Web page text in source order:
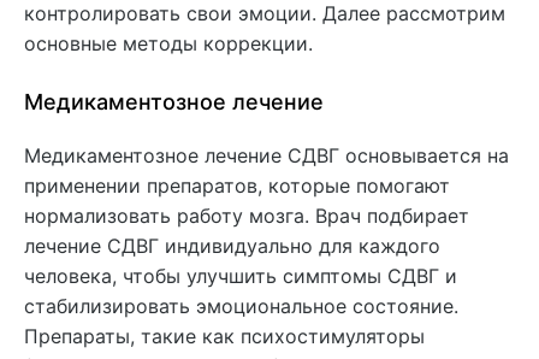
контролировать свои эмоции. Далее рассмотрим
основные методы коррекции.
Медикаментозное лечение
Медикаментозное лечение СДВГ основывается на
применении препаратов, которые помогают
нормализовать работу мозга. Врач подбирает
лечение СДВГ индивидуально для каждого
человека, чтобы улучшить симптомы СДВГ и
стабилизировать эмоциональное состояние.
Препараты, такие как психостимуляторы